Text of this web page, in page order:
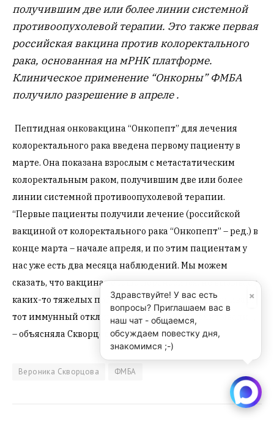
получившим две или более линии системной
противоопухолевой терапии. Это также первая
российская вакцина против колоректального
рака, основанная на мРНК платформе.
Клиническое применение “Онкорны” ФМБА
получило разрешение в апреле .
Пептидная онковакцина “Онкопепт” для лечения
колоректального рака введена первому пациенту в
марте. Она показана взрослым с метастатическим
колоректальным раком, получившим две или более
линии системной противоопухолевой терапии.
“Первые пациенты получили лечение (российской
вакциной от колоректального рака “Онкопепт” – ред.) в
конце марта – начале апреля, и по этим пациентам у
нас уже есть два месяца наблюдений. Мы можем
сказать, что вакцина хорошо переносится, не вызывает
каких-то тяжелых побочных действий и обеспечивает
тот иммунный отклик, на который мы рассчитывали” ,
– объясняла Скворцова.
Вероника Скворцова ФМБА
×
Здравствуйте! У вас есть
вопросы? Приглашаем вас в
наш чат - общаемся,
обсуждаем повестку дня,
знакомимся ;-)